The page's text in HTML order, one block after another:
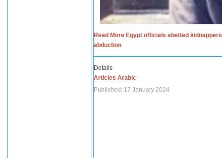
Read More Egypt officials abetted
abduction
Details
Articles Arabic
Published: 17 January 2024